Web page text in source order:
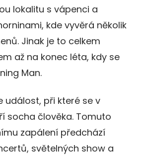
lokalitu s vápenci a
kde vyvěrá několik
Jinak je to celkem
až na konec léta, kdy se
Man.
událost, při které se v
socha člověka. Tomuto
zapálení předchází
světelných show a